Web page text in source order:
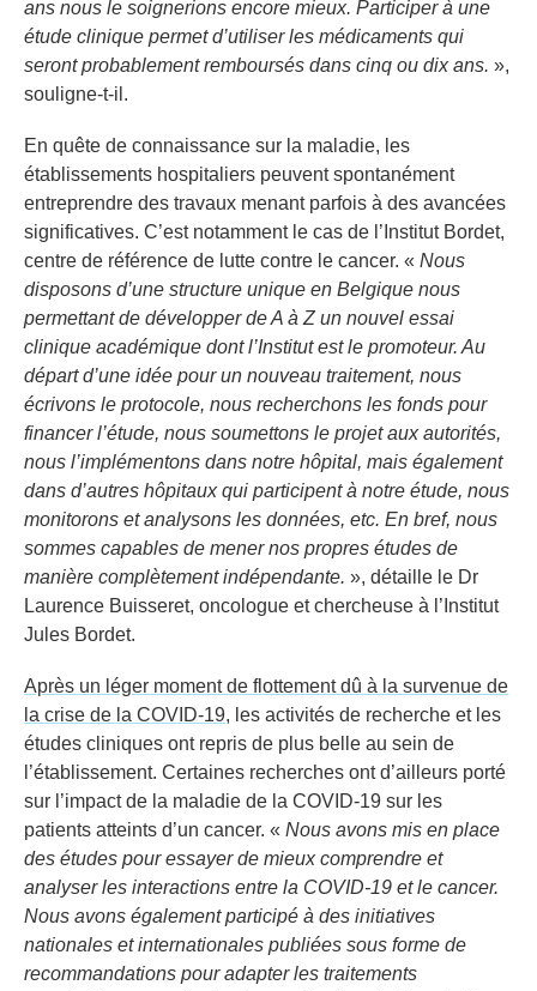
ans nous le soignerions encore mieux. Participer à une
étude clinique permet d’utiliser les médicaments qui
seront probablement remboursés dans cinq ou dix ans. »,
souligne-t-il.
En quête de connaissance sur la maladie, les
établissements hospitaliers peuvent spontanément
entreprendre des travaux menant parfois à des avancées
significatives. C’est notamment le cas de l’Institut Bordet,
centre de référence de lutte contre le cancer. « Nous
disposons d’une structure unique en Belgique nous
permettant de développer de A à Z un nouvel essai
clinique académique dont l’Institut est le promoteur. Au
départ d’une idée pour un nouveau traitement, nous
écrivons le protocole, nous recherchons les fonds pour
financer l’étude, nous soumettons le projet aux autorités,
nous l’implémentons dans notre hôpital, mais également
dans d’autres hôpitaux qui participent à notre étude, nous
monitorons et analysons les données, etc. En bref, nous
sommes capables de mener nos propres études de
manière complètement indépendante. », détaille le Dr
Laurence Buisseret, oncologue et chercheuse à l’Institut
Jules Bordet.
Après un léger moment de flottement dû à la survenue de
la crise de la COVID-19, les activités de recherche et les
études cliniques ont repris de plus belle au sein de
l’établissement. Certaines recherches ont d’ailleurs porté
sur l’impact de la maladie de la COVID-19 sur les
patients atteints d’un cancer. « Nous avons mis en place
des études pour essayer de mieux comprendre et
analyser les interactions entre la COVID-19 et le cancer.
Nous avons également participé à des initiatives
nationales et internationales publiées sous forme de
recommandations pour adapter les traitements